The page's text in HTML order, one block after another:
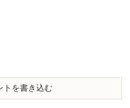
トを書き込む